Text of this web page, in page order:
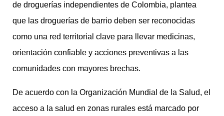
de droguerías independientes de Colombia, plantea
que las droguerías de barrio deben ser reconocidas
como una red territorial clave para llevar medicinas,
orientación confiable y acciones preventivas a las
comunidades con mayores brechas.
De acuerdo con la Organización Mundial de la Salud, el
acceso a la salud en zonas rurales está marcado por